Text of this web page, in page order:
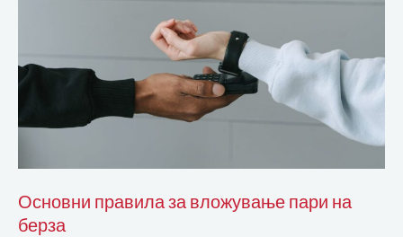
Основни правила за вложување пари на
берза
на
берза